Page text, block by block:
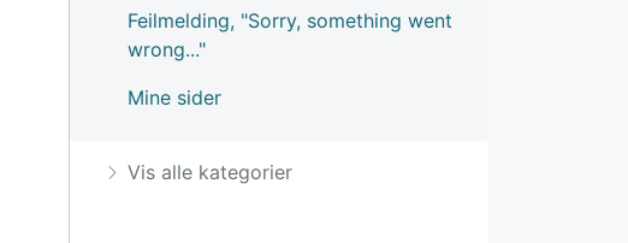
Feilmelding, "Sorry, something went
wrong..."
Mine sider
Vis alle kategorier